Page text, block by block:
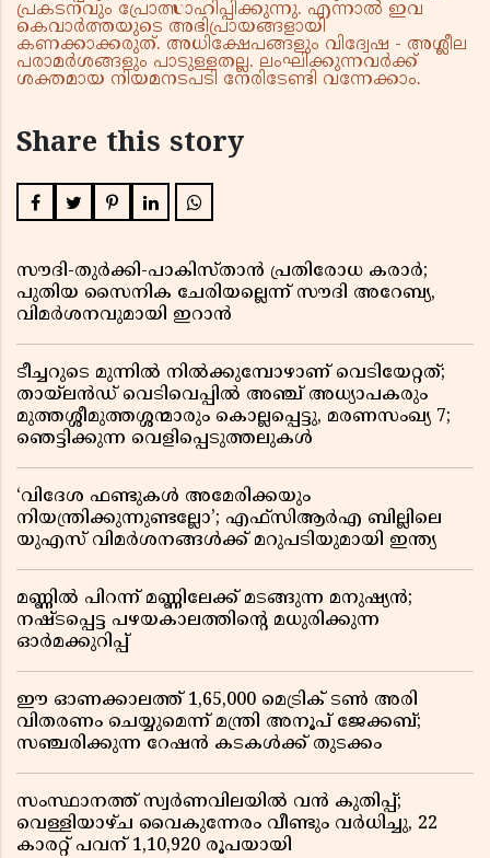
പ്രകടനവും പ്രോത്സാഹിപ്പിക്കുന്നു. എന്നാൽ ഇവ
കെവാർത്തയുടെ അഭിപ്രായങ്ങളായി
കണക്കാക്കരുത്. അധിക്ഷേപങ്ങളും വിദ്വേഷ - അശ്ലീല
പരാമർശങ്ങളും പാടുള്ളതല്ല. ലംഘിക്കുന്നവർക്ക്
ശക്തമായ നിയമനടപടി നേരിടേണ്ടി വന്നേക്കാം.
Share this story
സൗദി-തുർക്കി-പാകിസ്താൻ പ്രതിരോധ കരാർ;
പുതിയ സൈനിക ചേരിയല്ലെന്ന് സൗദി അറേബ്യ,
വിമർശനവുമായി ഇറാൻ
ടീച്ചറുടെ മുന്നിൽ നിൽക്കുമ്പോഴാണ് വെടിയേറ്റത്;
തായ്‌ലൻഡ് വെടിവെപ്പിൽ അഞ്ച് അധ്യാപകരും
മുത്തശ്ശീമുത്തശ്ശന്മാരും കൊല്ലപ്പെട്ടു, മരണസംഖ്യ 7;
ഞെട്ടിക്കുന്ന വെളിപ്പെടുത്തലുകൾ
‘വിദേശ ഫണ്ടുകൾ അമേരിക്കയും
നിയന്ത്രിക്കുന്നുണ്ടല്ലോ’; എഫ്സിആർഎ ബില്ലിലെ
യുഎസ് വിമർശനങ്ങൾക്ക് മറുപടിയുമായി ഇന്ത്യ
മണ്ണിൽ പിറന്ന് മണ്ണിലേക്ക് മടങ്ങുന്ന മനുഷ്യൻ;
നഷ്ടപ്പെട്ട പഴയകാലത്തിൻ്റെ മധുരിക്കുന്ന
ഓർമക്കുറിപ്പ്
ഈ ഓണക്കാലത്ത് 1,65,000 മെട്രിക് ടൺ അരി
വിതരണം ചെയ്യുമെന്ന് മന്ത്രി അനൂപ് ജേക്കബ്;
സഞ്ചരിക്കുന്ന റേഷൻ കടകൾക്ക് തുടക്കം
സംസ്ഥാനത്ത് സ്വർണവിലയിൽ വൻ കുതിപ്പ്;
വെള്ളിയാഴ്ച വൈകുന്നേരം വീണ്ടും വർധിച്ചു, 22
കാരറ്റ് പവന് 1,10,920 രൂപയായി